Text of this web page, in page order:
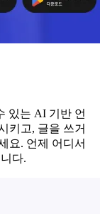
있는 AI 기반 언
키고, 글을 쓰거
요. 언제 어디서
다.